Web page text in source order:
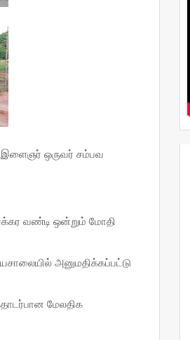
இளைஞர் ஒருவர் சம்பவ
வண்டி ஒன்றும் மோதி
அனுமதிக்கப்பட்டு
மேலதிக